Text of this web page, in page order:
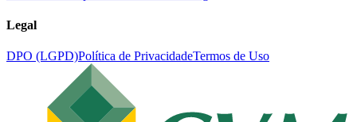
Legal
DPO (LGPD)Política de PrivacidadeTermos de Uso